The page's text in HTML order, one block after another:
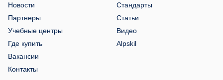
Новости
Партнеры
Учебные центры
Где купить
Вакансии
Контакты
Стандарты
Статьи
Видео
Alpskil